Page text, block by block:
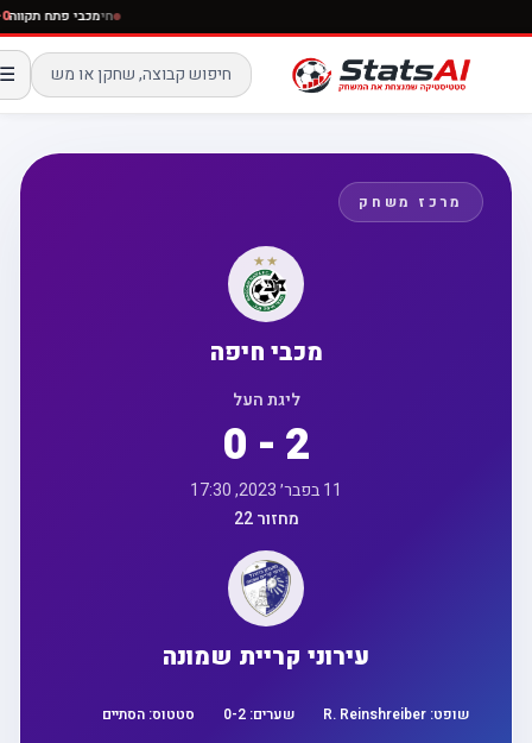
חימכבי פתח
☰
מרכז משחק
מכבי חיפה
ליגת העל
0 - 2
מחזור 22
עירוני קריית שמונה
שופט:R. Reinshreiber שערים: 0 -2 סטטוס:הסתיים